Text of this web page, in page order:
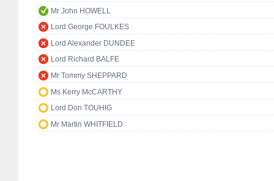
Mr John HOWELL
Lord George FOULKES
Lord Alexander DUNDEE
Lord Richard BALFE
Mr Tommy SHEPPARD
Ms Kerry McCARTHY
Lord Don TOUHIG
Mr Martin WHITFIELD